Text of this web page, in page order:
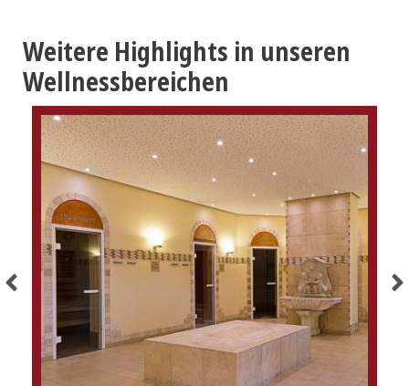
Weitere Highlights in unseren
Wellnessbereichen